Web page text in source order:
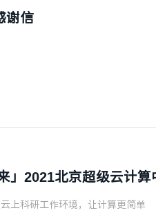
谢信
」2021北京超级云计
上科研工作环境，让计算更简单